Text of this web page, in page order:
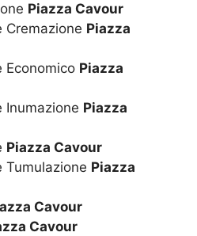
Piazza Cavour
Cremazione Piazza
Economico Piazza
Inumazione Piazza
Piazza Cavour
Tumulazione Piazza
Cavour
Cavour